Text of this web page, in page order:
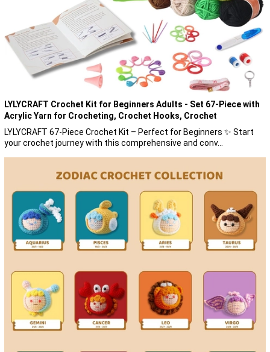
LYLYCRAFT Crochet Kit for Beginners Adults - Set 67-Piece with
Acrylic Yarn for Crocheting, Crochet Hooks, Crochet
Accessories, Crochet Needles and Supplies - Perfect for
Beginners Crochet kit
LYLYCRAFT 67-Piece Crochet Kit – Perfect for Beginners ✨ Start
your crochet journey with this comprehensive and conv...